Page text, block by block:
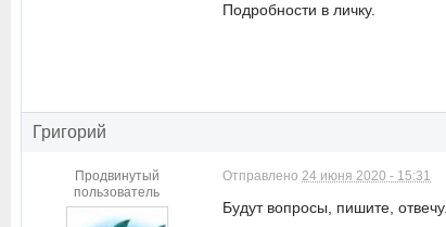
Подробности в личку.
Григорий
Продвинутый
пользователь
Отправлено 24 июня 2020 - 15:31
Будут вопросы, пишите, отвечу.